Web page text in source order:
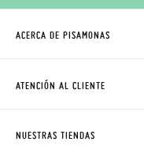
ACERCA DE PISAMONAS
CÓMO COMPRAR
ATENCIÓN AL CLIENTE
NUESTRAS TIENDAS